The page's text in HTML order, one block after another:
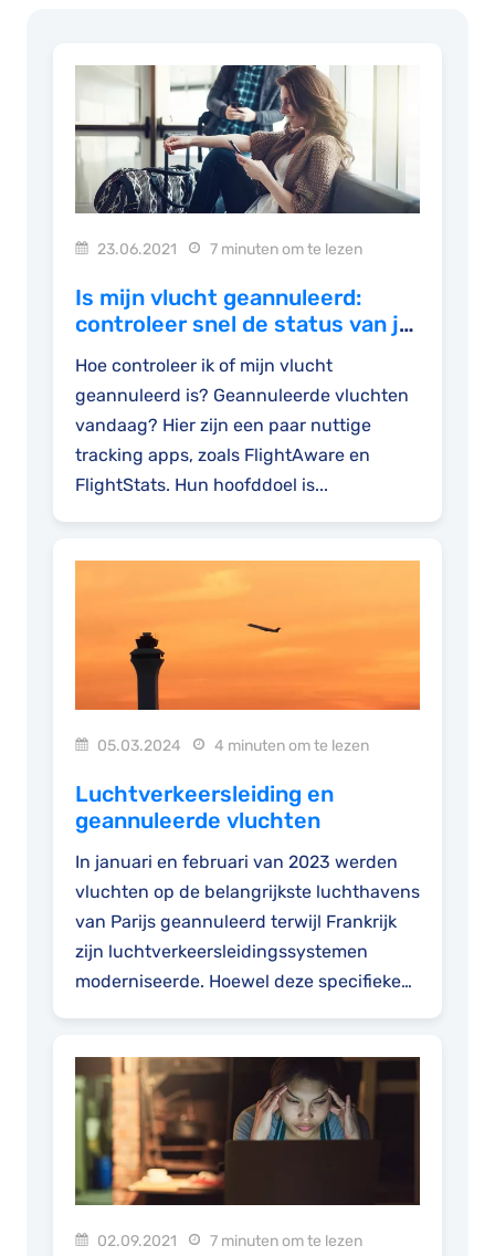
23.06.2021 7 minuten om te lezen
Is mijn vlucht geannuleerd:
controleer snel de status van je
Hoe controleer ik of mijn vlucht
geannuleerd is? Geannuleerde vluchten
vandaag? Hier zijn een paar nuttige
tracking apps, zoals FlightAware en
FlightStats. Hun hoofddoel is...
05.03.2024 4 minuten om te lezen
Luchtverkeersleiding en
geannuleerde vluchten
In januari en februari van 2023 werden
vluchten op de belangrijkste luchthavens
van Parijs geannuleerd terwijl Frankrijk
zijn luchtverkeersleidingssystemen
moderniseerde. Hoewel deze specifieke
02.09.2021 7 minuten om te lezen